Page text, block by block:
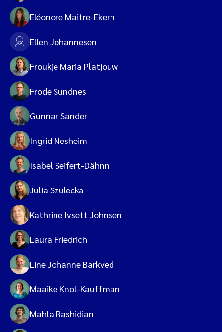
Eléonore Maitre-Ekern
Ellen Johannesen
Froukje Maria Platjouw
Frode Sundnes
Gunnar Sander
Ingrid Nesheim
Isabel Seifert-Dähnn
Julia Szulecka
Kathrine Ivsett Johnsen
Laura Friedrich
Line Johanne Barkved
Maaike Knol-Kauffman
Mahla Rashidian